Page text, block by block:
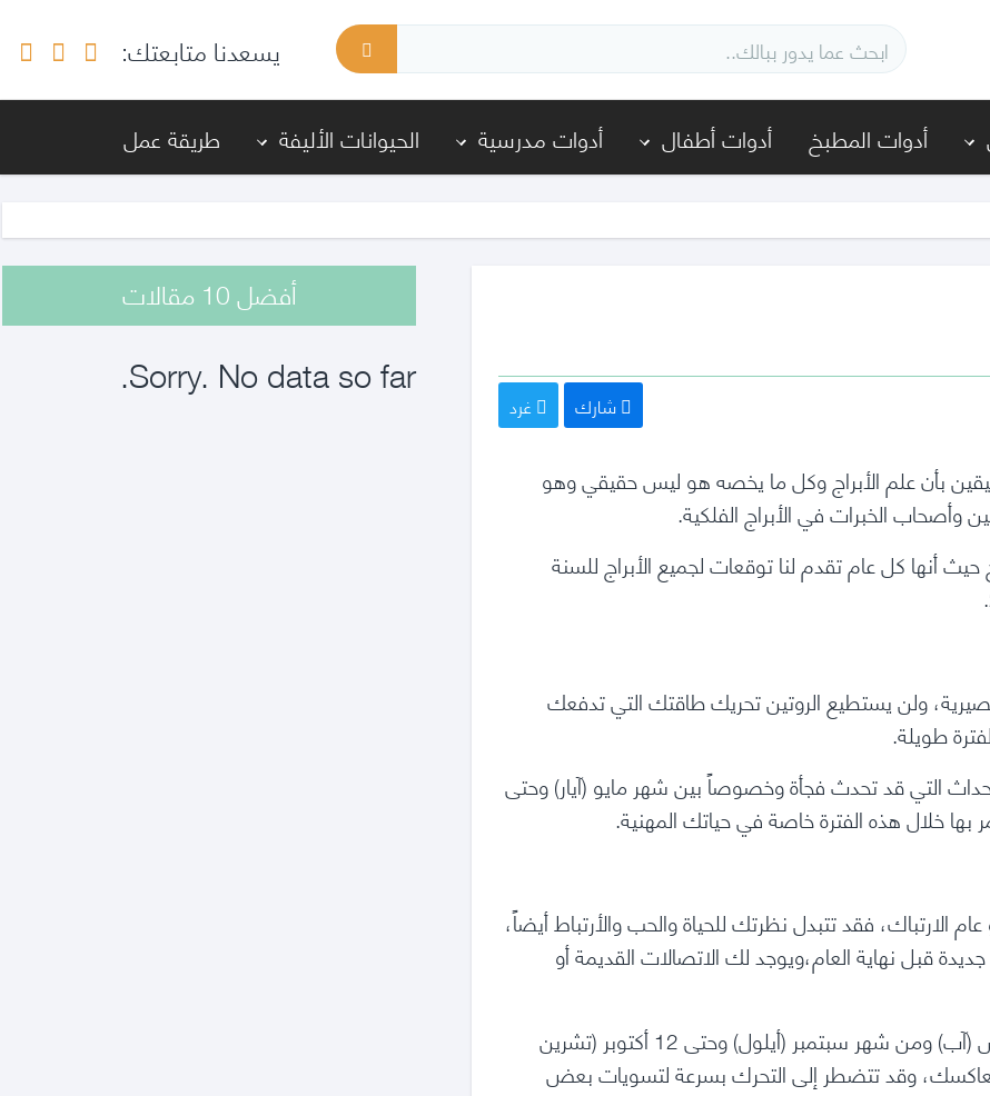
يسعدنا متابعتك:
أدوات المطبخ أدوات أطفال أدوات مدرسية الحيوانات الأليفة طريقة عمل
شارك غرد
البداية دائما علينا اليقين بأن علم الأبراج وكل ما يخصه هو ليس حقيقي وهو
الخبرات في الأبراج الفلكية.
أنها كل عام تقدم لنا توقعات لجميع الأبراج للسنة
ولن يستطيع الروتين تحريك طاقتك التي تدفعك
طويلة.
قد تحدث فجأة وخصوصاً بين شهر مايو (آيار) وحتى
خلال هذه الفترة خاصة في حياتك المهنية.
الارتباك، فقد تتبدل نظرتك للحياة والحب والأرتباط أيضاً،
قبل نهاية العام،ويوجد لك الاتصالات القديمة أو
وابتداء من أواخر شهر مايو (آيار) وحتى منتصف شهر أغسطس (آب) ومن شهر سبتمبر (أيلول) وحتى 12 أكتوبر (تشرين
وقد تتضطر إلى التحرك بسرعة لتسويات بعض
أفضل 10 مقالات
Sorry. No data so far.